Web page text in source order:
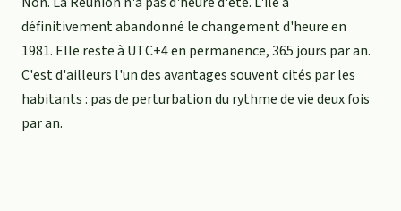
définitivement abandonné le changement d'heure en
1981. Elle reste à UTC+4 en permanence, 365 jours par an.
C'est d'ailleurs l'un des avantages souvent cités par les
habitants : pas de perturbation du rythme de vie deux fois
par an.